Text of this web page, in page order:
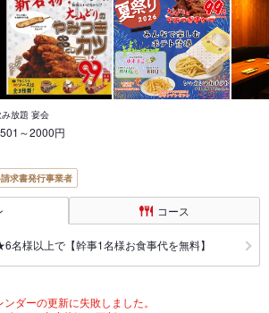
放題 宴会
～2000円
求書発行事業者
コース
様以上で【幹事1名様お食事代を無料】
ンダーの更新に失敗しました。